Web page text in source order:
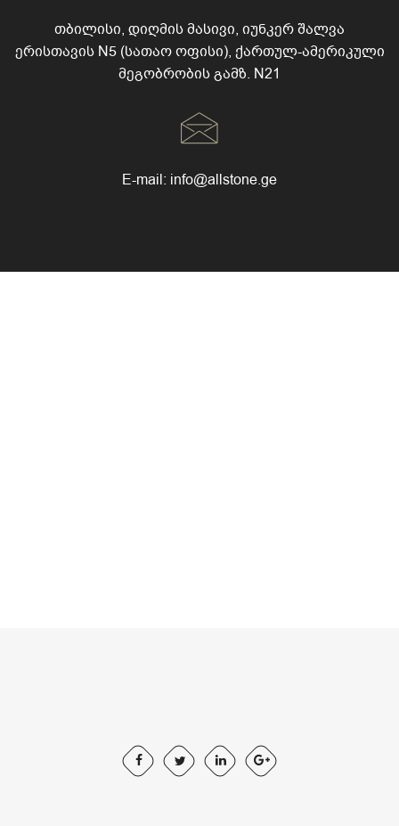
თბილისი, დიღმის მასივი, იუნკერ შალვა
ერისთავის N5 (სათაო ოფისი), ქართულ-ამერიკული
მეგობრობის გამზ. N21
E-mail: info@allstone.ge